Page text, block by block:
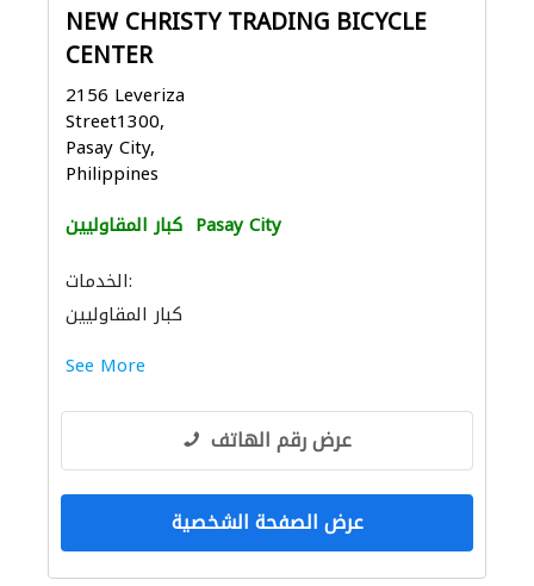
NEW CHRISTY TRADING BICYCLE
CENTER
2156 Leveriza
Street1300,
Pasay City,
Philippines
كبار المقاوليين Pasay City
الخدمات:
كبار المقاوليين
See More
عرض رقم الهاتف
عرض الصفحة الشخصية